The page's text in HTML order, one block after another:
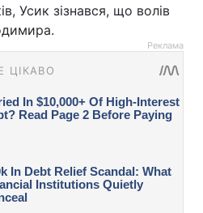
Усик зізнався, що волів
Реклама